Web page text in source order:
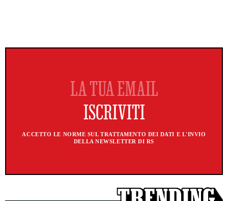
ACCETTO LE NORME SUL TRATTAMENTO DEI DATI E L'INVIO
DELLA NEWSLETTER DI RS